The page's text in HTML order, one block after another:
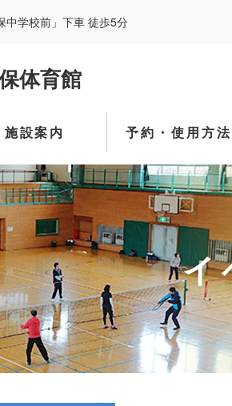
中学校前」下車 徒歩5分
体育館
施設案内 予約・使用方法
イ